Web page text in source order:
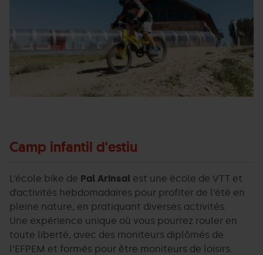
Camp infantil d'estiu
L’école bike de Pal Arinsal est une école de VTT et
d’activités hebdomadaires pour profiter de l’été en
pleine nature, en pratiquant diverses activités.
Une expérience unique où vous pourrez rouler en
toute liberté, avec des moniteurs diplômés de
l’EFPEM et formés pour être moniteurs de loisirs.